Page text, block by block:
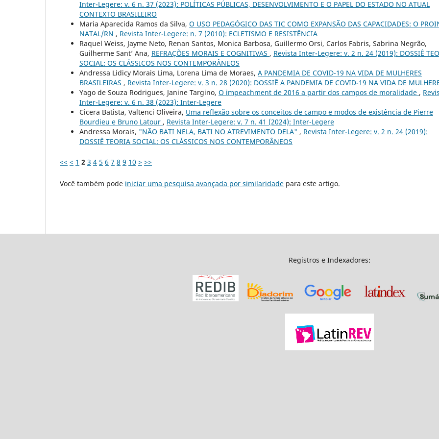
Inter-Legere: v. 6 n. 37 (2023): POLÍTICAS PÚBLICAS, DESENVOLVIMENTO E O PAPEL DO ESTADO NO ATUAL
CONTEXTO BRASILEIRO
Maria Aparecida Ramos da Silva, O USO PEDAGÓGICO DAS TIC COMO EXPANSÃO DAS CAPACIDADES: O
NATAL/RN , Revista Inter-Legere: n. 7 (2010): ECLETISMO E RESISTÊNCIA
Raquel Weiss, Jayme Neto, Renan Santos, Monica Barbosa, Guillermo Orsi, Carlos Fabris, Sabrina Negrão,
Guilherme Sant’ Ana, REFRAÇÕES MORAIS E COGNITIVAS , Revista Inter-Legere: v. 2 n. 24 (2019): DOSSIÊ
SOCIAL: OS CLÁSSICOS NOS CONTEMPORÂNEOS
Andressa Lidicy Morais Lima, Lorena Lima de Moraes, A PANDEMIA DE COVID-19 NA VIDA DE MULHERES
BRASILEIRAS , Revista Inter-Legere: v. 3 n. 28 (2020): DOSSIÊ A PANDEMIA DE COVID-19 NA VIDA DE
Yago de Souza Rodrigues, Janine Targino, O impeachment de 2016 a partir dos campos de moralidade ,
Inter-Legere: v. 6 n. 38 (2023): Inter-Legere
Cicera Batista, Valtenci Oliveira, Uma reflexão sobre os conceitos de campo e modos de existência de Pierre
Bourdieu e Bruno Latour , Revista Inter-Legere: v. 7 n. 41 (2024): Inter-Legere
Andressa Morais, "NÃO BATI NELA, BATI NO ATREVIMENTO DELA" , Revista Inter-Legere: v. 2 n. 24 (2019):
DOSSIÊ TEORIA SOCIAL: OS CLÁSSICOS NOS CONTEMPORÂNEOS
<< < 1 2 3 4 5 6 7 8 9 10 > >>
Você também pode iniciar uma pesquisa avançada por similaridade para este artigo.
Registros e Indexadores: